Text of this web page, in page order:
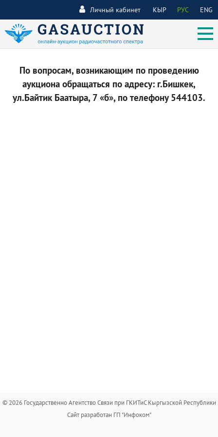
КЫР РУС ENG
Личный кабинет
По вопросам, возникающим по проведению
аукциона обращаться по адресу: г.Бишкек,
ул.Байтик Баатыра, 7 «б», по телефону 544103.
© 2026 Государственно Агентство Связи при ГКИТиС Кыргызской Республики
Сайт разработан ГП "Инфоком"